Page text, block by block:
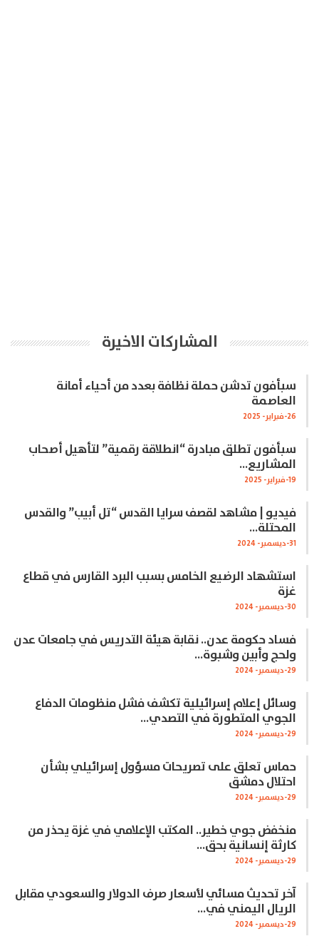
المشاركات الاخيرة
سبأفون تدشن حملة نظافة بعدد من أحياء أمانة
العاصمة
26-فبراير- 2025
سبأفون تطلق مبادرة “انطلاقة رقمية” لتأهيل أصحاب
المشاريع…
19-فبراير- 2025
فيديو | مشاهد لقصف سرايا القدس “تل أبيب” والقدس
المحتلة…
31-ديسمبر- 2024
استشهاد الرضيع الخامس بسبب البرد القارس في قطاع
غزة
30-ديسمبر- 2024
فساد حكومة عدن.. نقابة هيئة التدريس في جامعات عدن
ولحج وأبين وشبوة…
29-ديسمبر- 2024
وسائل إعلام إسرائيلية تكشف فشل منظومات الدفاع
الجوي المتطورة في التصدي…
29-ديسمبر- 2024
حماس تعلق على تصريحات مسؤول إسرائيلي بشأن
احتلال دمشق
29-ديسمبر- 2024
منخفض جوي خطير.. المكتب الإعلامي في غزة يحذر من
كارثة إنسانية بحق…
29-ديسمبر- 2024
آخر تحديث مسائي لأسعار صرف الدولار والسعودي مقابل
الريال اليمني في…
29-ديسمبر- 2024